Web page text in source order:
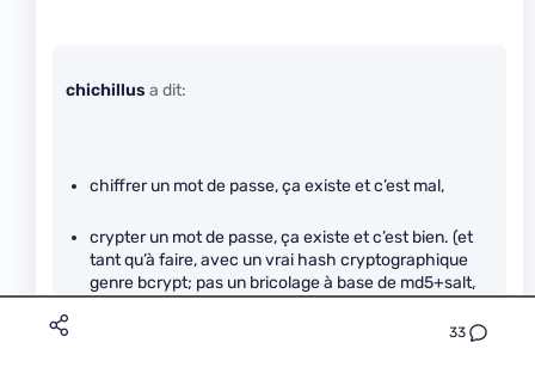
33
chichillus a dit:
chiffrer un mot de passe, ça existe et c’est mal,
crypter un mot de passe, ça existe et c’est bien. (et
tant qu’à faire, avec un vrai hash cryptographique
genre bcrypt; pas un bricolage à base de md5+salt,